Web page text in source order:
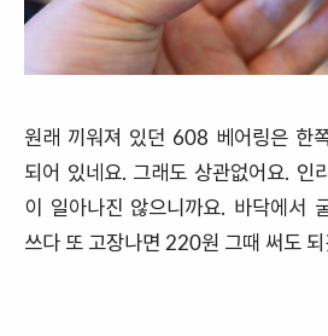
원래 끼워져 있던 608 베어링은 한
되어 있네요. 그래도 상관없어요. 인
이 일아나진 않으니까요. 바닥에서
쓰다 또 고장나면 220원 그때 써도